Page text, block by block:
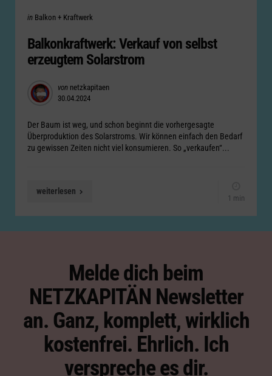
Categories
Posted
in Balkon + Kraftwerk
Balkonkraftwerk: Verkauf von selbst
erzeugtem Solarstrom
Posted
by
von netzkapitaen
30.04.2024
Der Baum ist weg, und schon beginnt die vorhergesagte
Überproduktion des Solarstroms. Wir können einfach den Bedarf
zu gewissen Zeiten nicht viel konsumieren. So „verkaufen“...
weiterlesen
1 min
Melde dich beim
NETZKAPITÄN Newsletter
an. Ganz, komplett, wirklich
kostenfrei. Ehrlich. Ich
verspreche es dir.